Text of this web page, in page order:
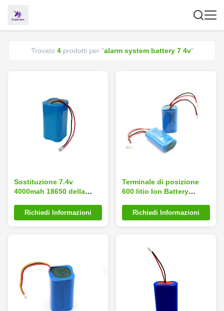
Trovato 4prodotti per "alarm system battery 7 4v"
Sostituzione 7.4v
4000mah 18650 della
emergenza del sistema di
allarme
Richiedi Informazioni
Terminale di posizione
600 litio Ion Battery
volte 18650 7,4 V
2000mah
Richiedi Informazioni